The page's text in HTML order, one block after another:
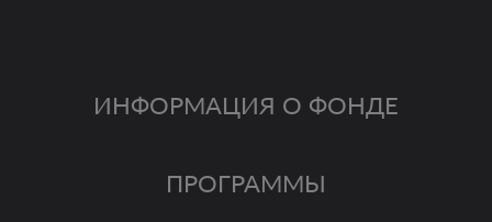
ИНФОРМАЦИЯ О ФОНДЕ
ПРОГРАММЫ